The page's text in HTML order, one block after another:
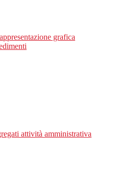
grafica
attività amministrativa